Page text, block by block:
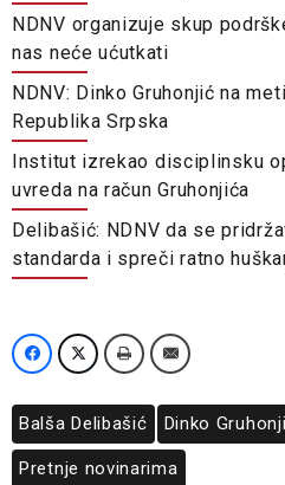
NDNV organizuje skup
nas neće ućutkati
NDNV: Dinko Gruhonjić na
Republika Srpska
Institut izrekao disciplinsku
uvreda na račun Gruhonjića
Delibašić: NDNV da se
standarda i spreči ratno
Balša Delibašić Dinko
Pretnje novinarima